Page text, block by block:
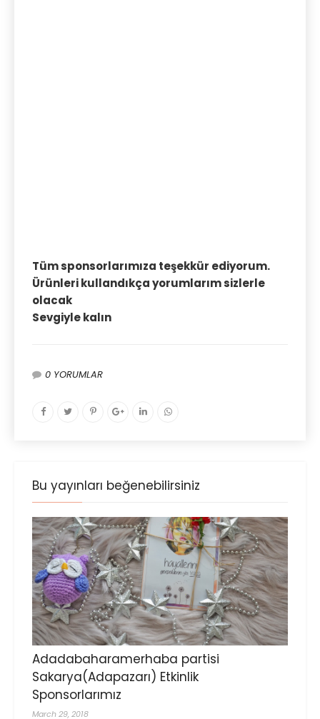
Tüm sponsorlarımıza teşekkür ediyorum.
Ürünleri kullandıkça yorumlarım sizlerle
olacak
Sevgiyle kalın
0 YORUMLAR
Bu yayınları beğenebilirsiniz
Adadabaharamerhaba partisi
Sakarya(Adapazarı) Etkinlik
Sponsorlarımız
March 29, 2018